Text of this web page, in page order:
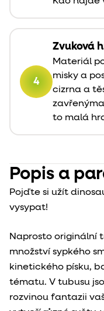
4
Zvuková
Materiál
misky a
cizrna a
to malá
Popis a
Pojďte si užít
vysypat!
Naprosto originální
množství sypkého
kinetického písku,
tématu. V tubusu
rozvinou fantazii